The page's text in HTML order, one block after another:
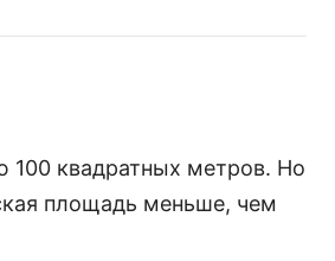
100 квадратных метров. Но
площадь меньше, чем